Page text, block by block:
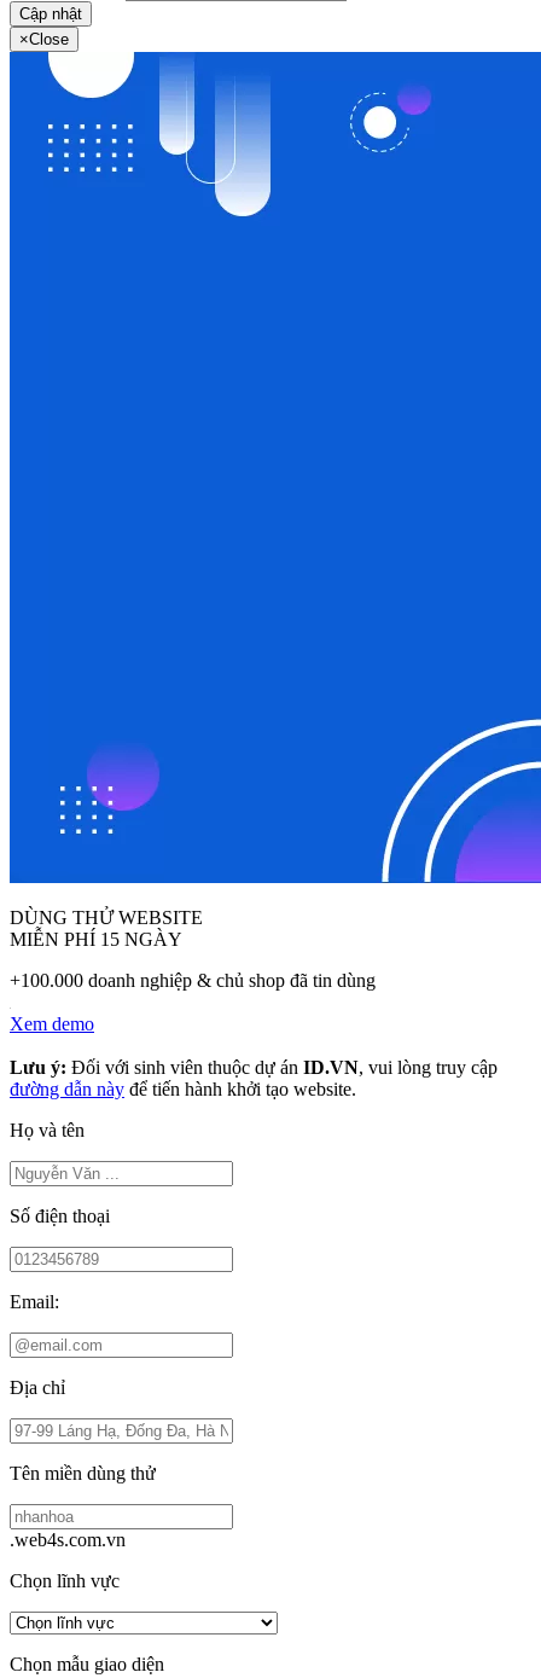
Cập nhật
×Close
DÙNG THỬ WEBSITE
MIỄN PHÍ 15 NGÀY
+100.000 doanh nghiệp & chủ shop đã tin dùng
Xem demo
Lưu ý: Đối với sinh viên thuộc dự án ID.VN, vui lòng truy cập
đường dẫn này để tiến hành khởi tạo website.
Họ và tên
Số điện thoại
Email:
Địa chỉ
Tên miền dùng thử
.web4s.com.vn
Chọn lĩnh vực
Chọn mẫu giao diện